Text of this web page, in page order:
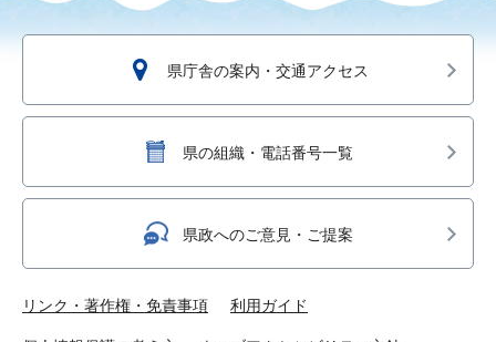
県庁舎の案内・交通アクセス
県の組織・電話番号一覧
県政へのご意見・ご提案
リンク・著作権・免責事項 利用ガイド